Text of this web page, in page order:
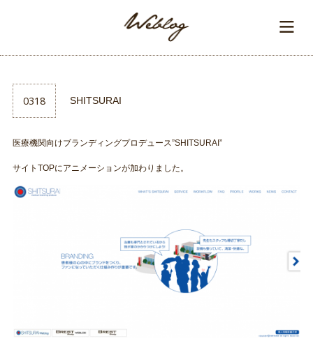
0318 SHITSURAI
医療機関向けブランディングプロデュース”SHITSURAI”
サイトTOPにアニメーションが加わりました。